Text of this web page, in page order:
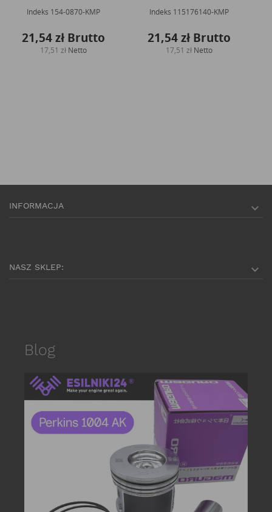
Indeks 154-0870-KMP
21,54 zł Brutto
17,51 zł Netto
Indeks 115176140-KMP
21,54 zł Brutto
17,51 zł Netto
INFORMACJA 
NASZ SKLEP: 
Blog